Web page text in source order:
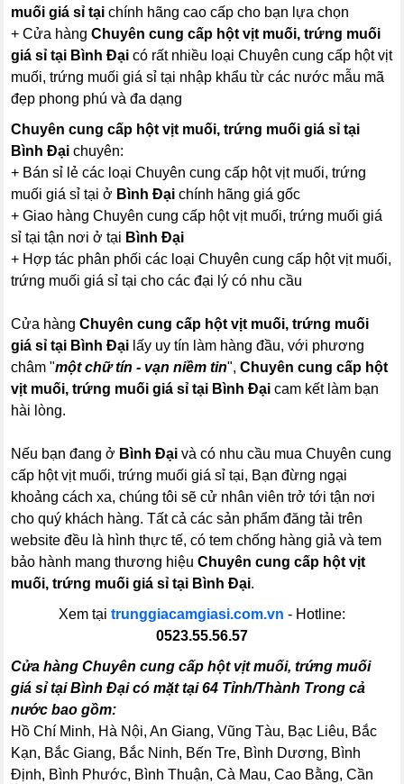
muối giá sỉ tại chính hãng cao cấp cho bạn lựa chọn
+ Cửa hàngChuyên cung cấp hột vịt muối, trứng muối
giá sỉ tại Bình Đại có rất nhiều loại Chuyên cung cấp hột vịt
muối, trứng muối giá sỉ tại nhập khẩu từ các nước mẫu mã
đẹp phong phú và đa dạng
Chuyên cung cấp hột vịt muối, trứng muối giá sỉ tại
Bình Đạichuyên:
+ Bán sỉ lẻ các loại Chuyên cung cấp hột vịt muối, trứng
muối giá sỉ tại ở Bình Đại chính hãng giá gốc
+ Giao hàng Chuyên cung cấp hột vịt muối, trứng muối giá
sỉ tại tận nơi ở tại Bình Đại
+ Hợp tác phân phối các loại Chuyên cung cấp hột vịt muối,
trứng muối giá sỉ tại cho các đại lý có nhu cầu
Cửa hàngChuyên cung cấp hột vịt muối, trứng muối
giá sỉ tại Bình Đại lấy uy tín làm hàng đầu, với phương
châm "một chữ tín - vạn niềm tin",Chuyên cung cấp hột
vịt muối, trứng muối giá sỉ tại Bình Đại cam kết làm bạn
hài lòng.
Nếu bạn đang ở Bình Đại và có nhu cầu mua Chuyên cung
cấp hột vịt muối, trứng muối giá sỉ tại, Bạn đừng ngại
khoảng cách xa, chúng tôi sẽ cử nhân viên trở tới tận nơi
cho quý khách hàng. Tất cả các sản phẩm đăng tải trên
website đều là hình thực tế, có tem chống hàng giả và tem
bảo hành mang thương hiệuChuyên cung cấp hột vịt
muối, trứng muối giá sỉ tại Bình Đại.
Xem tại trunggiacamgiasi.com.vn - Hotline:
0523.55.56.57
Cửa hàng Chuyên cung cấp hột vịt muối, trứng muối
giá sỉ tại Bình Đại có mặt tại 64 Tỉnh/Thành Trong cả
nước bao gồm:
Hồ Chí Minh, Hà Nội, An Giang, Vũng Tàu, Bạc Liêu, Bắc
Kạn, Bắc Giang, Bắc Ninh, Bến Tre, Bình Dương, Bình
Định, Bình Phước, Bình Thuận, Cà Mau, Cao Bằng, Cần